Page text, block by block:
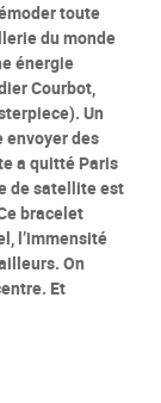
toute
du monde
énergie
Courbot,
Un
envoyer des
a quitté Paris
de satellite est
bracelet
l’immensité
On
Et